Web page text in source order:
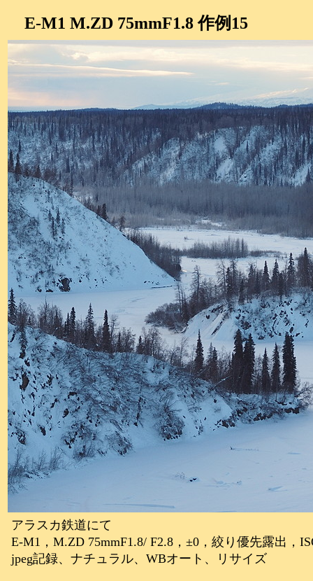
E-M1 M.ZD 75mmF1.8 作例15
アラスカ鉄道にて
E-M1，M.ZD 75mmF1.8/ F2.8，±0，絞り優先露出，
jpeg記録、ナチュラル、WBオート、リサイズ